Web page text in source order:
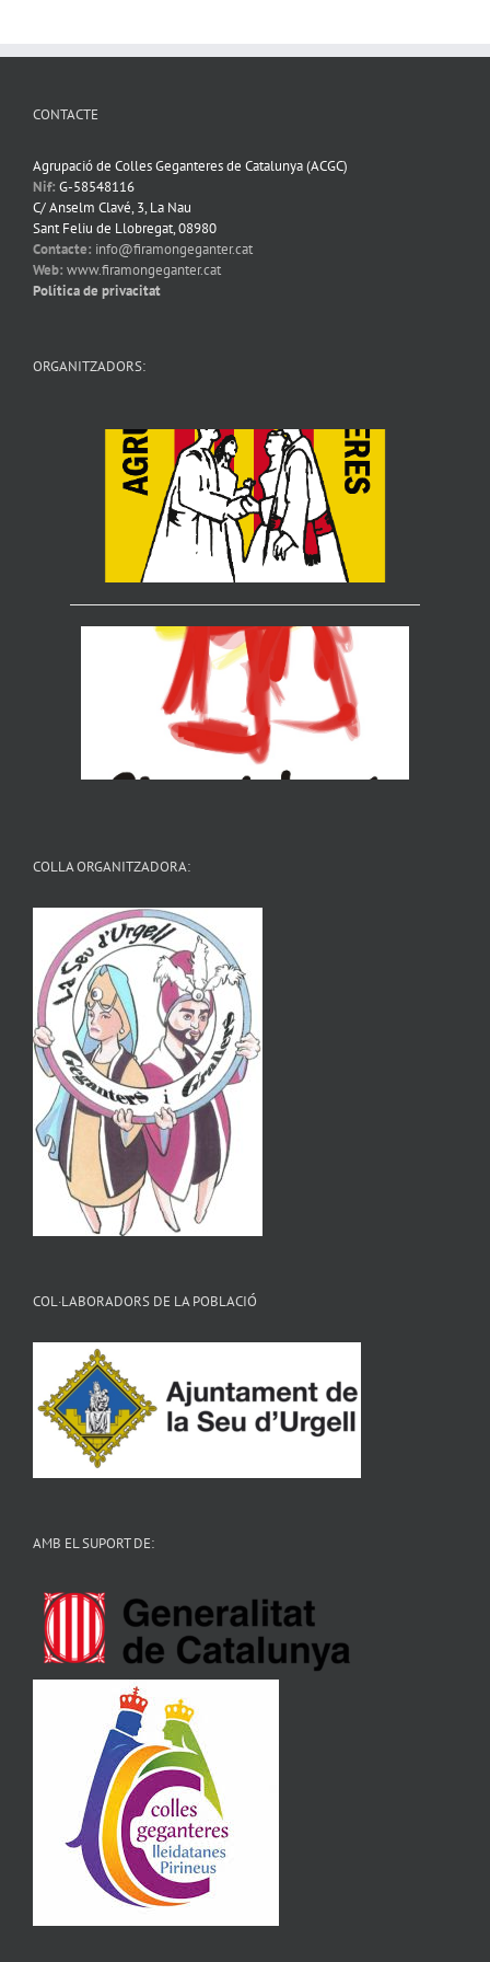
CONTACTE
Agrupació de Colles Geganteres de Catalunya (ACGC)
Nif: G-58548116
C/ Anselm Clavé, 3, La Nau
Sant Feliu de Llobregat, 08980
Contacte: info@firamongeganter.cat
Web: www.firamongeganter.cat
Política de privacitat
ORGANITZADORS:
COLLA ORGANITZADORA:
COL·LABORADORS DE LA POBLACIÓ
AMB EL SUPORT DE: